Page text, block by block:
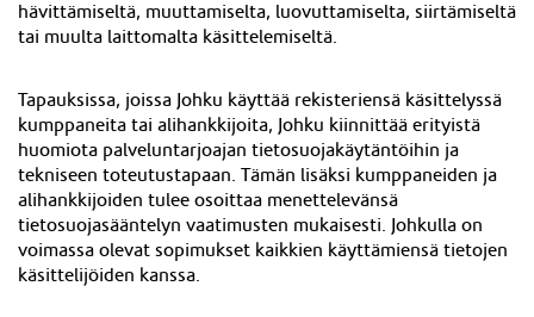
hävittämiseltä, muuttamiselta, luovuttamiselta, siirtämiseltä
tai muulta laittomalta käsittelemiseltä.
Tapauksissa, joissa Johku käyttää rekisteriensä käsittelyssä
kumppaneita tai alihankkijoita, Johku kiinnittää erityistä
huomiota palveluntarjoajan tietosuojakäytäntöihin ja
tekniseen toteutustapaan. Tämän lisäksi kumppaneiden ja
alihankkijoiden tulee osoittaa menettelevänsä
tietosuojasääntelyn vaatimusten mukaisesti. Johkulla on
voimassa olevat sopimukset kaikkien käyttämiensä tietojen
käsittelijöiden kanssa.